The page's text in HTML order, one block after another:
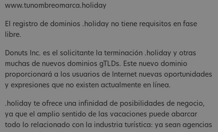
www.tunombreomarca.holiday
El registro de dominios .holiday no tiene requisitos en fase
libre.
Donuts Inc. es el solicitante la terminación .holiday y otras
muchas de nuevos dominios gTLDs. Este nuevo dominio
proporcionará a los usuarios de Internet nuevas oportunidades
y expresiones que no existen actualmente en línea.
.holiday te ofrece una infinidad de posibilidades de negocio,
ya que el amplio sentido de las vacaciones puede abarcar
todo lo relacionado con la industria turística: ya sean agencias